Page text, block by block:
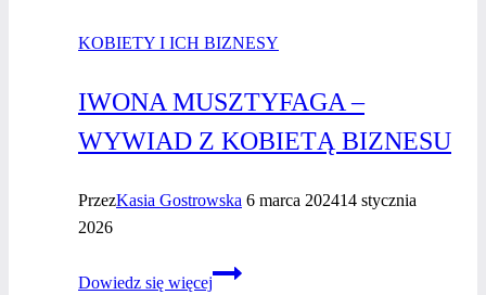
KOBIETY I ICH BIZNESY
IWONA MUSZTYFAGA –
WYWIAD Z KOBIETĄ BIZNESU
PrzezKasia Gostrowska 6 marca 202414 stycznia
2026
Dowiedz się więcej
Iwona